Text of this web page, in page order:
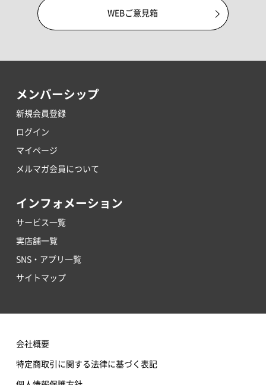
WEBご意見箱
メンバーシップ
新規会員登録
ログイン
マイページ
メルマガ会員について
インフォメーション
サービス一覧
実店舗一覧
SNS・アプリ一覧
サイトマップ
会社概要
特定商取引に関する法律に基づく表記